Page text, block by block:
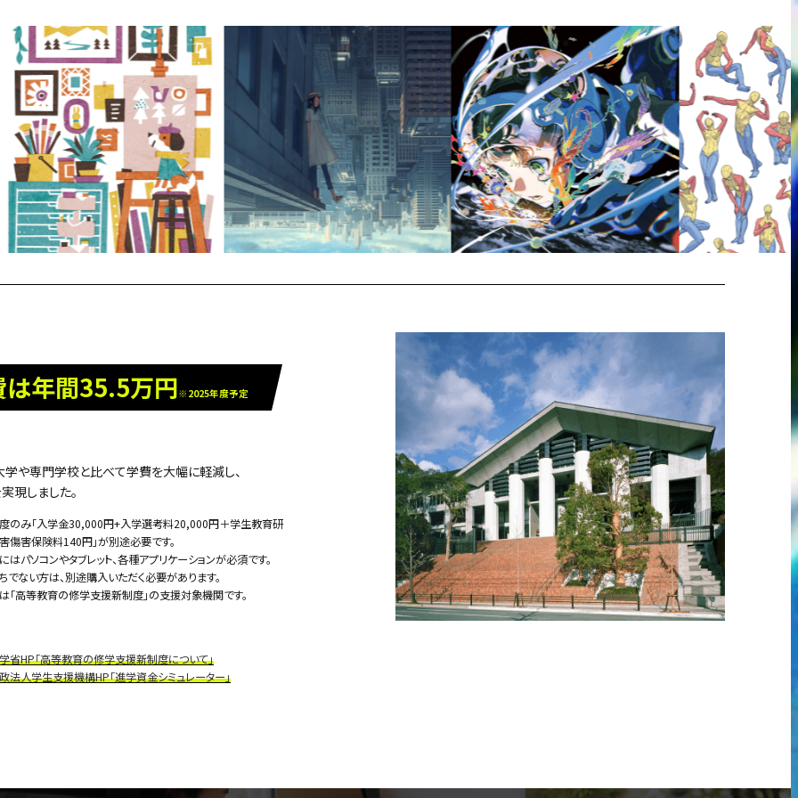
は年間35.5万円※2025年度予定
や専門学校と比べて学費を大幅に軽減し、
現しました。
のみ「入学金30,000円+入学選考料20,000円＋学生教育研
傷害保険料140円」が別途必要です。
はパソコンやタブレット、各種アプリケーションが必須です。
でない方は、別途購入いただく必要があります。
「高等教育の修学支援新制度」の支援対象機関です。
省HP「高等教育の修学支援新制度について」
法人学生支援機構HP「進学資金シミュレーター」